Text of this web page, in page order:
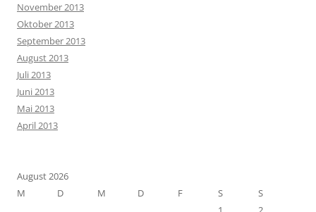
November 2013
Oktober 2013
September 2013
August 2013
Juli 2013
Juni 2013
Mai 2013
April 2013
August 2026
M
D M D F S
S